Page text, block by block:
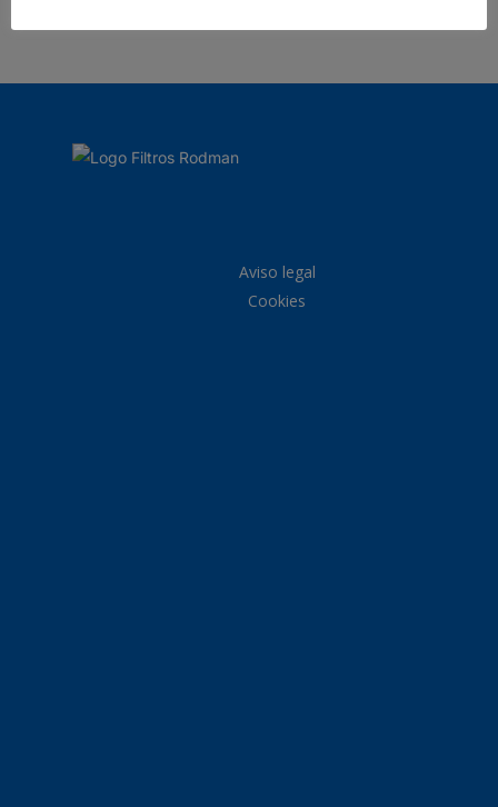
Aviso legal
Cookies